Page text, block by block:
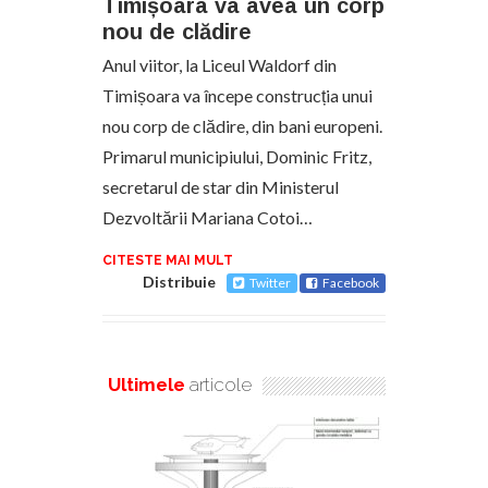
Timișoara va avea un corp
nou de clădire
Anul viitor, la Liceul Waldorf din
Timișoara va începe construcția unui
nou corp de clădire, din bani europeni.
Primarul municipiului, Dominic Fritz,
secretarul de star din Ministerul
Dezvoltării Mariana Cotoi…
CITESTE MAI MULT
Distribuie Twitter Facebook
Ultimele articole